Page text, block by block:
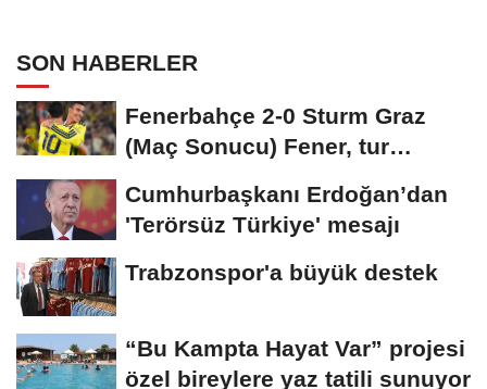
SON HABERLER
Fenerbahçe 2-0 Sturm Graz
(Maç Sonucu) Fener, tur
Cumhurbaşkanı Erdoğan’dan
'Terörsüz Türkiye' mesajı
Trabzonspor'a büyük destek
“Bu Kampta Hayat Var” projesi
özel bireylere yaz tatili sunuyor